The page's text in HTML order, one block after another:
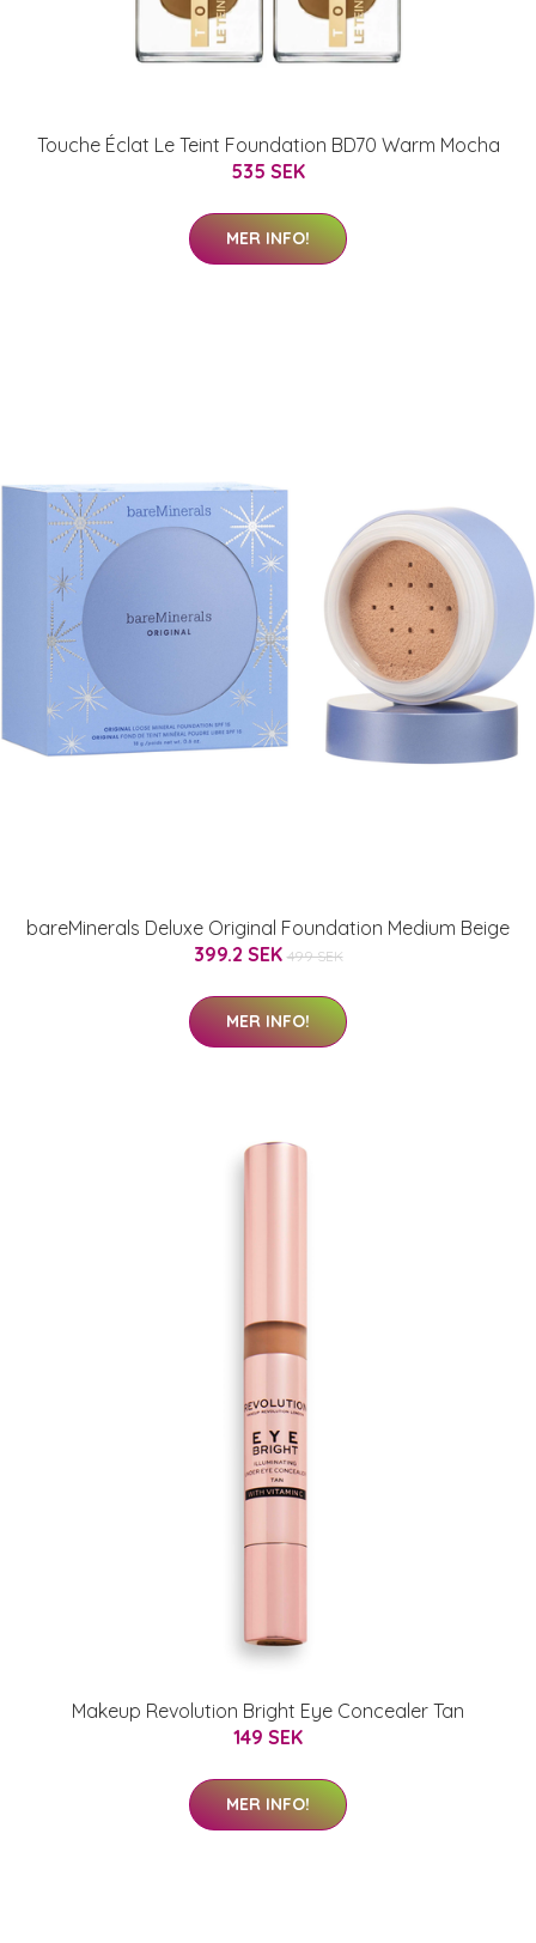
Touche Éclat Le Teint Foundation BD70 Warm Mocha
535 SEK
MER INFO!
bareMinerals Deluxe Original Foundation Medium Beige
399.2 SEK 499 SEK
MER INFO!
Makeup Revolution Bright Eye Concealer Tan
149 SEK
MER INFO!